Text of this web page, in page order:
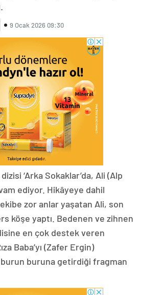
9 Ocak 2026 09:30
‘Arka Sokaklar’da, Ali (Alp
ediyor. Hikâyeye dahil
zor anlar yaşatan Ali, son
köşe yaptı. Bedenen ve zihnen
en çok destek veren
Baba’yı (Zafer Ergin)
burun buruna getirdiği fragman